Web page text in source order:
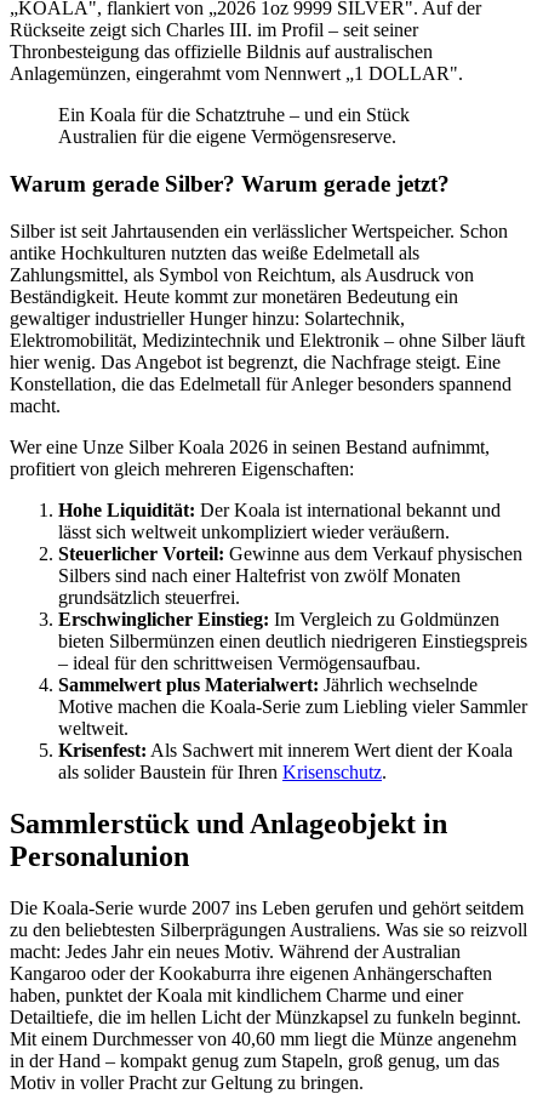
„KOALA", flankiert von „2026 1oz 9999 SILVER". Auf der
Rückseite zeigt sich Charles III. im Profil – seit seiner
Thronbesteigung das offizielle Bildnis auf australischen
Anlagemünzen, eingerahmt vom Nennwert „1 DOLLAR".
Ein Koala für die Schatztruhe – und ein Stück
Australien für die eigene Vermögensreserve.
Warum gerade Silber? Warum gerade jetzt?
Silber ist seit Jahrtausenden ein verlässlicher Wertspeicher. Schon
antike Hochkulturen nutzten das weiße Edelmetall als
Zahlungsmittel, als Symbol von Reichtum, als Ausdruck von
Beständigkeit. Heute kommt zur monetären Bedeutung ein
gewaltiger industrieller Hunger hinzu: Solartechnik,
Elektromobilität, Medizintechnik und Elektronik – ohne Silber läuft
hier wenig. Das Angebot ist begrenzt, die Nachfrage steigt. Eine
Konstellation, die das Edelmetall für Anleger besonders spannend
macht.
Wer eine Unze Silber Koala 2026 in seinen Bestand aufnimmt,
profitiert von gleich mehreren Eigenschaften:
Hohe Liquidität: Der Koala ist international bekannt und
lässt sich weltweit unkompliziert wieder veräußern.
Steuerlicher Vorteil: Gewinne aus dem Verkauf physischen
Silbers sind nach einer Haltefrist von zwölf Monaten
grundsätzlich steuerfrei.
Erschwinglicher Einstieg: Im Vergleich zu Goldmünzen
bieten Silbermünzen einen deutlich niedrigeren Einstiegspreis
– ideal für den schrittweisen Vermögensaufbau.
Sammelwert plus Materialwert: Jährlich wechselnde
Motive machen die Koala-Serie zum Liebling vieler Sammler
weltweit.
Krisenfest: Als Sachwert mit innerem Wert dient der Koala
als solider Baustein für Ihren Krisenschutz.
Sammlerstück und Anlageobjekt in
Personalunion
Die Koala-Serie wurde 2007 ins Leben gerufen und gehört seitdem
zu den beliebtesten Silberprägungen Australiens. Was sie so reizvoll
macht: Jedes Jahr ein neues Motiv. Während der Australian
Kangaroo oder der Kookaburra ihre eigenen Anhängerschaften
haben, punktet der Koala mit kindlichem Charme und einer
Detailtiefe, die im hellen Licht der Münzkapsel zu funkeln beginnt.
Mit einem Durchmesser von 40,60 mm liegt die Münze angenehm
in der Hand – kompakt genug zum Stapeln, groß genug, um das
Motiv in voller Pracht zur Geltung zu bringen.